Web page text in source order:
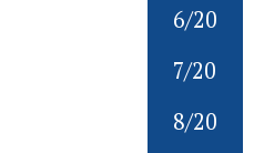
6/20
7/20
8/20